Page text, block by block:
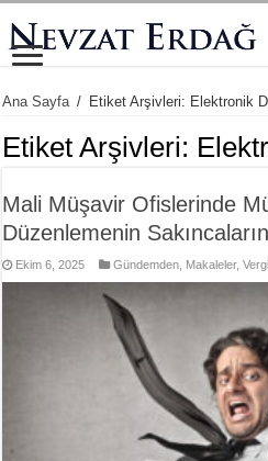
Ana Sayfa / Etiket Arşivleri: Elektronik
Etiket Arşivleri:
Mali Müşavir Ofislerinde
Düzenlemenin
Ekim 6, 2025 Gündemden Makaleler,Vergi